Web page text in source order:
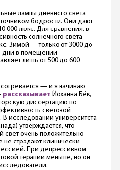
лампы дневного света
бодрости. Они дают
000 люкс. Для сравнения: в
солнечного света
Зимой — только от 3000 до
дни в помещении
лишь от 500 до 600
— и я начинаю
рассказывает Йоханна Бёк,
диссертацию по
световой
В исследовании университета
утверждается, что
свет очень положительно
не страдают клинически
При депрессивном
терапии меньше, но он